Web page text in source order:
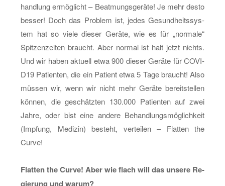
hand­lung er­mög­licht – Be­at­mungs­ge­rä­te! Je mehr desto
bes­ser! Doch das Pro­blem ist, jedes Ge­sund­heits­sys­
tem hat so viele die­ser Ge­rä­te, wie es für „nor­ma­le“
Spit­zen­zei­ten braucht. Aber nor­mal ist halt jetzt nichts.
Und wir haben ak­tu­ell etwa 900 die­ser Ge­rä­te für CO­VI­
D19 Pa­ti­en­ten, die ein Pa­ti­ent etwa 5 Tage braucht! Also
müs­sen wir, wenn wir nicht mehr Ge­rä­te be­reit­stel­len
kön­nen, die ge­schätz­ten 130.000 Pa­ti­en­ten auf zwei
Jahre, oder bist eine an­de­re Be­hand­lungs­mög­lich­keit
(Imp­fung, Me­di­zin) be­steht, ver­tei­len – Flat­ten the
Curve!
Flat­ten the Curve! Aber wie flach will das un­se­re Re­
gie­rung und warum?